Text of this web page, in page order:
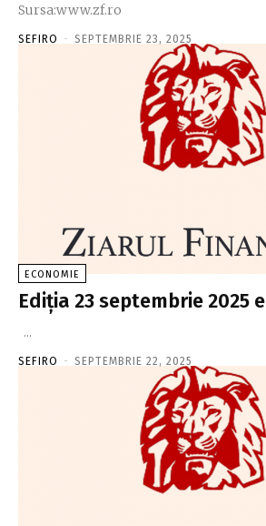
Sursa:www.zf.ro
SEFIRO - SEPTEMBRIE 23, 2025
ECONOMIE
Ediţia 23 septembrie 2025
...
SEFIRO - SEPTEMBRIE 22, 2025